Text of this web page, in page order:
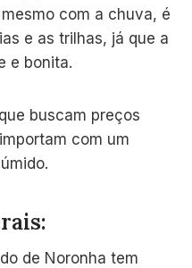
com a chuva, é
e as trilhas, já que a
e bonita.
buscam preços
com um
de Noronha tem